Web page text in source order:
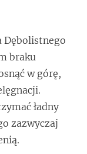
Dębolistnego
braku
w górę,
ładny
zazwyczaj